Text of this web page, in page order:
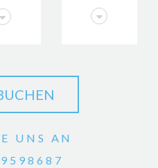
UNS AN